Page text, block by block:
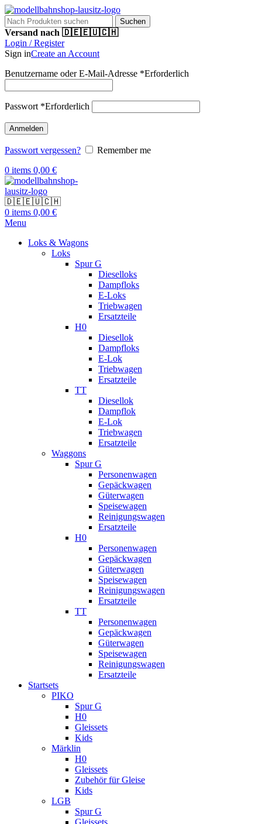
Suchen
Versand nach 🇩🇪🇪🇺🇨🇭
Login / Register
Sign inCreate an Account
Benutzername oder E-Mail-Adresse *Erforderlich
Passwort *Erforderlich
Anmelden
Passwort vergessen?
Remember me
0 items 0,00 €
🇩🇪🇪🇺🇨🇭
0 items 0,00 €
Menu
Loks & Wagons
Loks
Spur G
Dieselloks
Dampfloks
E-Loks
Triebwagen
Ersatzteile
H0
Diesellok
Dampfloks
E-Lok
Triebwagen
Ersatzteile
TT
Diesellok
Dampflok
E-Lok
Triebwagen
Ersatzteile
Waggons
Spur G
Personenwagen
Gepäckwagen
Güterwagen
Speisewagen
Reinigungswagen
Ersatzteile
H0
Personenwagen
Gepäckwagen
Güterwagen
Speisewagen
Reinigungswagen
Ersatzteile
TT
Personenwagen
Gepäckwagen
Güterwagen
Speisewagen
Reinigungswagen
Ersatzteile
Startsets
PIKO
Spur G
H0
Gleissets
Kids
Märklin
H0
Gleissets
Zubehör für Gleise
Kids
LGB
Spur G
Gleissets